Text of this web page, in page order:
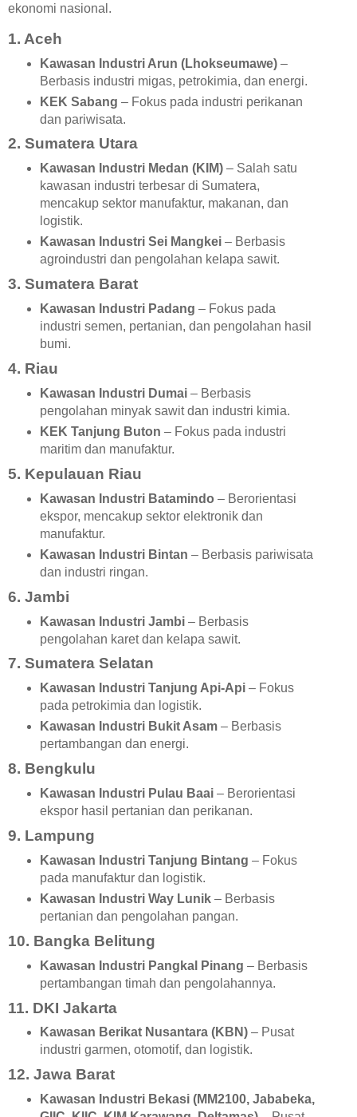
ekonomi nasional.
1. Aceh
Kawasan Industri Arun (Lhokseumawe)–
Berbasis industri migas, petrokimia, dan energi.
KEK Sabang – Fokus pada industri perikanan
dan pariwisata.
2. Sumatera Utara
Kawasan Industri Medan (KIM)– Salah satu
kawasan industri terbesar di Sumatera,
mencakup sektor manufaktur, makanan, dan
logistik.
Kawasan Industri Sei Mangkei– Berbasis
agroindustri dan pengolahan kelapa sawit.
3. Sumatera Barat
Kawasan Industri Padang – Fokus pada
industri semen, pertanian, dan pengolahan hasil
bumi.
4. Riau
Kawasan Industri Dumai– Berbasis
pengolahan minyak sawit dan industri kimia.
KEK Tanjung Buton – Fokus pada industri
maritim dan manufaktur.
5. Kepulauan Riau
Kawasan Industri Batamindo – Berorientasi
ekspor, mencakup sektor elektronik dan
manufaktur.
Kawasan Industri Bintan – Berbasis pariwisata
dan industri ringan.
6. Jambi
Kawasan Industri Jambi– Berbasis
pengolahan karet dan kelapa sawit.
7. Sumatera Selatan
Kawasan Industri Tanjung Api-Api– Fokus
pada petrokimia dan logistik.
Kawasan Industri Bukit Asam– Berbasis
pertambangan dan energi.
8. Bengkulu
Kawasan Industri Pulau Baai– Berorientasi
ekspor hasil pertanian dan perikanan.
9. Lampung
Kawasan Industri Tanjung Bintang – Fokus
pada manufaktur dan logistik.
Kawasan Industri Way Lunik– Berbasis
pertanian dan pengolahan pangan.
10. Bangka Belitung
Kawasan Industri Pangkal Pinang – Berbasis
pertambangan timah dan pengolahannya.
11. DKI Jakarta
Kawasan Berikat Nusantara (KBN)– Pusat
industri garmen, otomotif, dan logistik.
12. Jawa Barat
Kawasan Industri Bekasi (MM2100, Jababeka,